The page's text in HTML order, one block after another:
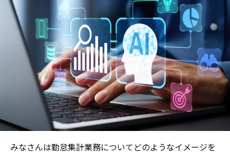
みなさんは勤怠集計業務についてどのようなイメージを